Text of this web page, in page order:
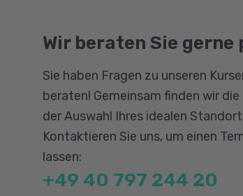
Stärkung der Empathie,
Beschäftigungen planen,
Kommunikation, Stress- und
Erkrankungen im Alter,
Kultursensible Pflege und
Kompetenz und
demenzerkrankten, körperlich
und ihnen die Arbeit Freude
Wir beraten Sie gerne
Sie haben Fragen zu unseren
beraten! Gemeinsam finden wir
der Auswahl Ihres idealen
Kontaktieren Sie uns, um einen
lassen:
+49 40 797 244 20